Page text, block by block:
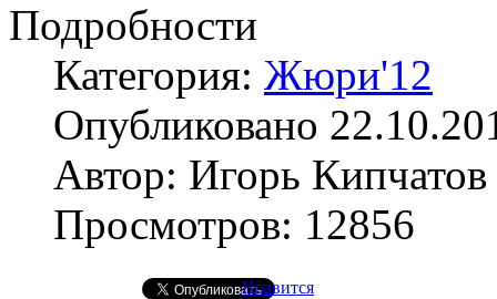
Подробности
Категория: Жюри'12
Опубликовано
Автор: Игорь Кипчатов
Просмотров: 12856
Нравится